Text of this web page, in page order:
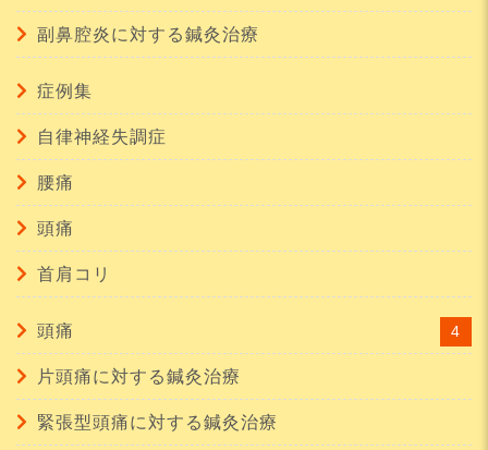
副鼻腔炎に対する鍼灸治療
症例集
自律神経失調症
腰痛
頭痛
首肩コリ
頭痛 4
片頭痛に対する鍼灸治療
緊張型頭痛に対する鍼灸治療